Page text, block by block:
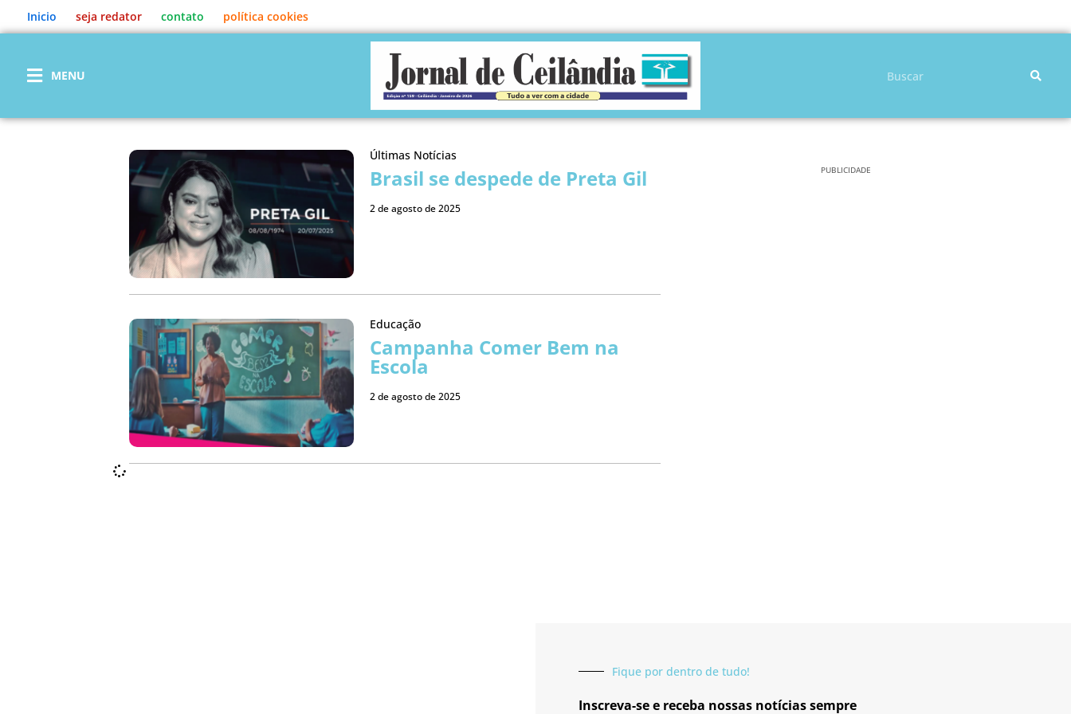
o
Inicio seja redator contato política cookies
MENU
Últimas Notícias
Brasil se despede de Preta Gil
2 de agosto de 2025
Educação
Campanha Comer Bem na
Escola
2 de agosto de 2025
PUBLICIDADE
Fique por dentro de tudo!
Inscreva-se e receba nossas notícias sempre